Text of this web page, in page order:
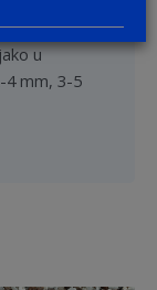
totiž
u
4 mm, 3-5